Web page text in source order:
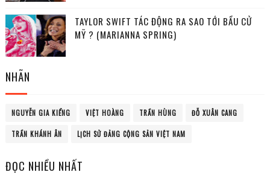
TAYLOR SWIFT TÁC ĐỘNG RA SAO TỚI BẦU CỬ
MỸ ? (MARIANNA SPRING)
NHÃN
NGUYỄN GIA KIỂNG VIỆT HOÀNG TRẦN HÙNG ĐỖ XUÂN CANG
TRẦN KHÁNH ÂN LỊCH SỬ ĐẢNG CỘNG SẢN VIỆT NAM
ĐỌC NHIỀU NHẤT